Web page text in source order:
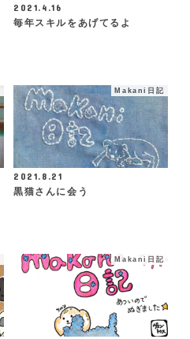
2021.4.16
毎年スキルをあげてるよ
Makani日記
2021.8.21
黒猫さんに会う
Makani日記